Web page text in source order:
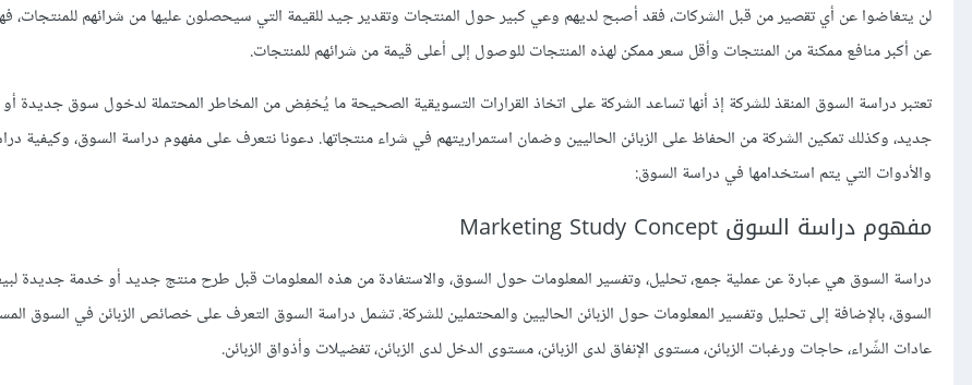
لن يتغاضوا عن أي تقصير من قبل الشركات، فقد أصبح لديهم وعي كبير حول المنتجات وتقدير جيد للقيمة التي سيحصلون عليها من شرائهم للمنتجات،
عن أكبر منافع ممكنة من المنتجات وأقل سعر ممكن لهذه المنتجات للوصول إلى أعلى قيمة من شرائهم للمنتجات.
تعتبر دراسة السوق المنقذ للشركة إذ أنها تساعد الشركة على اتخاذ القرارات التسويقية الصحيحة ما يُخفِض من المخاطر المحتملة لدخول سوق جديدة
جديد، وكذلك تمكين الشركة من الحفاظ على الزبائن الحاليين وضمان استمراريتهم في شراء منتجاتها. دعونا نتعرف على مفهوم دراسة السوق، وكيفية
والأدوات التي يتم استخدامها في دراسة السوق:
مفهوم دراسة السوق Marketing Study Concept
دراسة السوق هي عبارة عن عملية جمع، تحليل، وتفسير المعلومات حول السوق، والاستفادة من هذه المعلومات قبل طرح منتج جديد أو خدمة جديدة
السوق، بالإضافة إلى تحليل وتفسير المعلومات حول الزبائن الحاليين والمحتملين للشركة. تشمل دراسة السوق التعرف على خصائص الزبائن في السوق
عادات الشّراء، حاجات ورغبات الزبائن، مستوى الإنفاق لدى الزبائن، مستوى الدخل لدى الزبائن، تفضيلات وأذواق الزبائن.